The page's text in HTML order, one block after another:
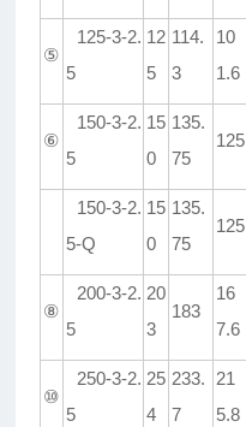
⑤
125-3-2.
5
12
5
114.
3
10
1.6
⑥
150-3-2.
5
15
0
135.
75
125
150-3-2.
5-Q
15
0
135.
75
125
⑧
200-3-2.
5
20
3
183
16
7.6
⑩
250-3-2.
5
25
4
233.
7
21
5.8